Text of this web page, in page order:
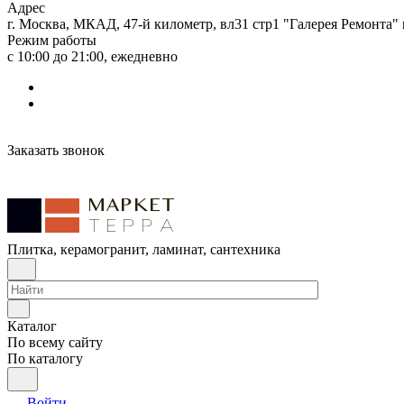
Адрес
г. Москва, МКАД, 47-й километр, вл31 стр1 "Галерея Ремонта"
Режим работы
с 10:00 до 21:00, ежедневно
Заказать звонок
Плитка, керамогранит, ламинат, сантехника
Каталог
По всему сайту
По каталогу